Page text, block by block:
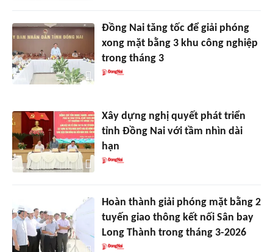
Đồng Nai tăng tốc để giải phóng
xong mặt bằng 3 khu công nghiệp
trong tháng 3
Xây dựng nghị quyết phát triển
tỉnh Đồng Nai với tầm nhìn dài
hạn
Hoàn thành giải phóng mặt bằng 2
tuyến giao thông kết nối Sân bay
Long Thành trong tháng 3-2026